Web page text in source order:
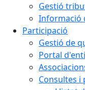
Gestió
Informació
Participació
Gestió de
Portal
Consultes i